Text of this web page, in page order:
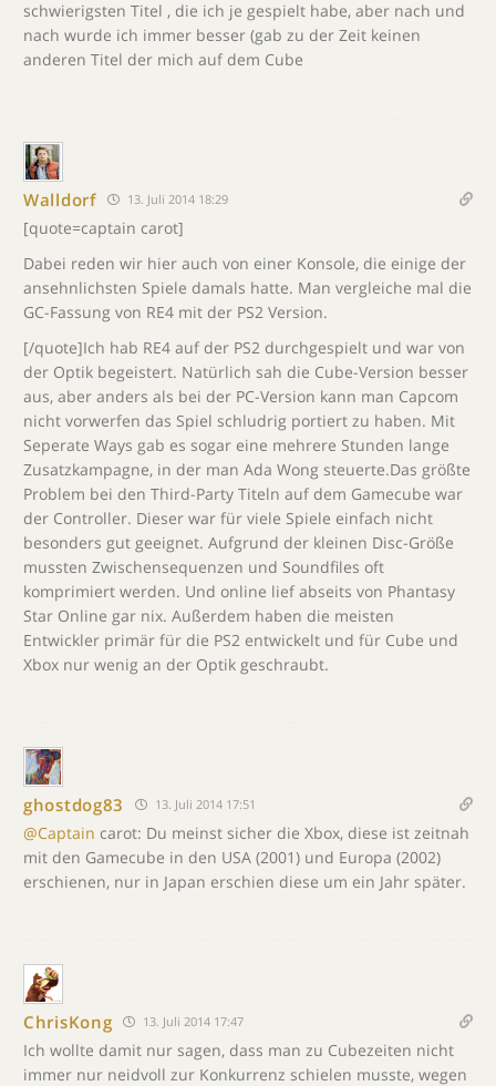
schwierigsten Titel , die ich je gespielt habe, aber nach und
nach wurde ich immer besser (gab zu der Zeit keinen
anderen Titel der mich auf dem Cube
Walldorf 13. Juli 2014 18:29
[quote=captain carot]
Dabei reden wir hier auch von einer Konsole, die einige der
ansehnlichsten Spiele damals hatte. Man vergleiche mal die
GC-Fassung von RE4 mit der PS2 Version.
[/quote]Ich hab RE4 auf der PS2 durchgespielt und war von
der Optik begeistert. Natürlich sah die Cube-Version besser
aus, aber anders als bei der PC-Version kann man Capcom
nicht vorwerfen das Spiel schludrig portiert zu haben. Mit
Seperate Ways gab es sogar eine mehrere Stunden lange
Zusatzkampagne, in der man Ada Wong steuerte.Das größte
Problem bei den Third-Party Titeln auf dem Gamecube war
der Controller. Dieser war für viele Spiele einfach nicht
besonders gut geeignet. Aufgrund der kleinen Disc-Größe
mussten Zwischensequenzen und Soundfiles oft
komprimiert werden. Und online lief abseits von Phantasy
Star Online gar nix. Außerdem haben die meisten
Entwickler primär für die PS2 entwickelt und für Cube und
Xbox nur wenig an der Optik geschraubt.
ghostdog83 13. Juli 2014 17:51
@Captain carot: Du meinst sicher die Xbox, diese ist zeitnah
mit den Gamecube in den USA (2001) und Europa (2002)
erschienen, nur in Japan erschien diese um ein Jahr später.
ChrisKong 13. Juli 2014 17:47
Ich wollte damit nur sagen, dass man zu Cubezeiten nicht
immer nur neidvoll zur Konkurrenz schielen musste, wegen